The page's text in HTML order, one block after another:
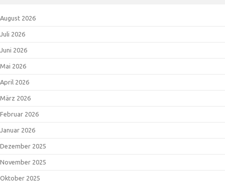
August 2026
Juli 2026
Juni 2026
Mai 2026
April 2026
März 2026
Februar 2026
Januar 2026
Dezember 2025
November 2025
Oktober 2025